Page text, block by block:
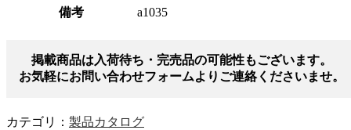
備考
a1035
掲載商品は入荷待ち・完売品の可能性もございます。
お気軽にお問い合わせフォームよりご連絡くださいませ。
カテゴリ： 製品カタログ